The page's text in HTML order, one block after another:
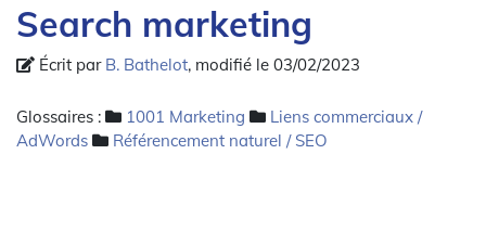
Search marketing
Écrit par B. Bathelot, modifié le 03/02/2023
Glossaires : 1001 Marketing
Liens commerciaux /
AdWords
Référencement naturel / SEO